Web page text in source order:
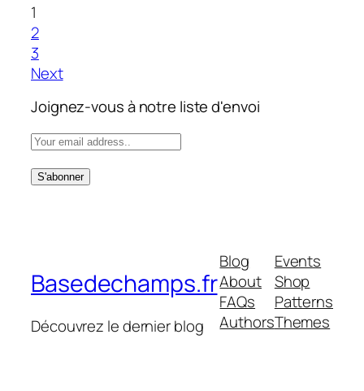
1
2
3
Next
Joignez-vous à notre liste d'envoi
Basedechamps.fr
Découvrez le dernier blog
Blog
About
FAQs
Authors
Events
Shop
Patterns
Themes